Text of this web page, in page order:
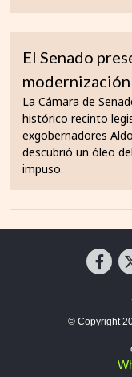
El Senado
La Cámara de
histórico recinto
exgobernadores
descubrió un óleo
impuso.
© Copyright